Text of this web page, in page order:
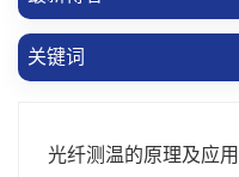
关键词
光纤测温的原理及应用